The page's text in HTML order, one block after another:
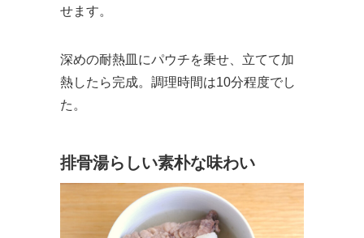
せます。
深めの耐熱皿にパウチを乗せ、立てて加
熱したら完成。調理時間は10分程度でし
た。
排骨湯らしい素朴な味わい